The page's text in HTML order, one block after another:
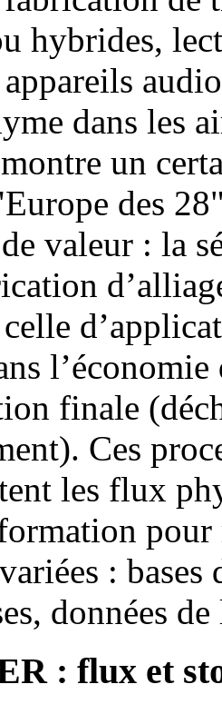
hybrides,
appareils
dans les
un
des
valeur : la
l’économie
finale
Ces
les flux
: bases
données
: flux et